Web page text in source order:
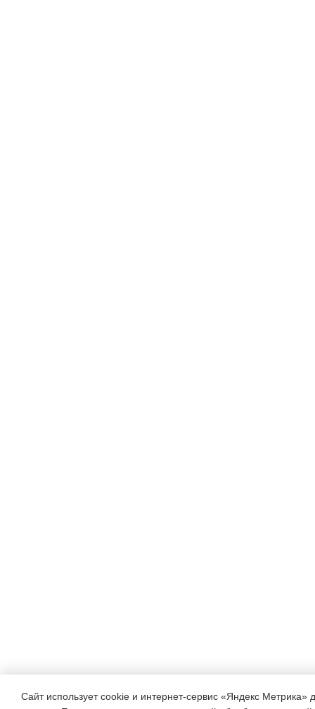
Сайт использует cookie и интернет-сервис «Яндекс Метрика»